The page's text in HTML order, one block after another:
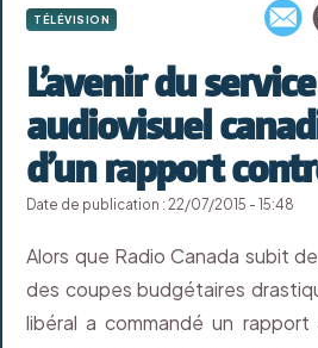
TÉLÉVISION
L’avenir du
audiovisuel
d’un rapport
Date de publication : 22/07/2015 - 15:48
Alors que Radio Canada subit
des coupes budgétaires
libéral a commandé un rapport